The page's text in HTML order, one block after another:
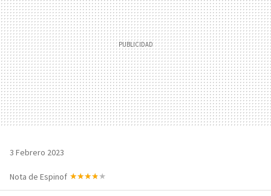
3 Febrero 2023
Nota de Espinof